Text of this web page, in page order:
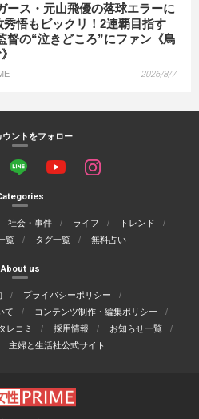
ース・元山飛優の落球エラーに
秀悟もビックリ！2連覇目指す
督の“泣きどころ”にファン《鳥
2026/8/7
ウントをフォロー
社会・事件 ライフ
トレンド
覧 タグ一覧 無料占い
About us
プライバシーポリシー
て
コンテンツ制作・編集ポリシー
レコミ 採用情報
お知らせ一覧
主婦と生活社公式サイト